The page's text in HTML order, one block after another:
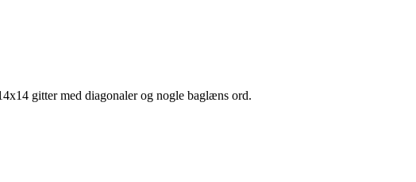
gitter med diagonaler og nogle baglæns ord.